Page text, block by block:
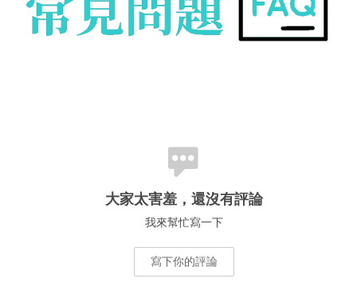
大家太害羞，還沒有評論
我來幫忙寫一下
寫下你的評論